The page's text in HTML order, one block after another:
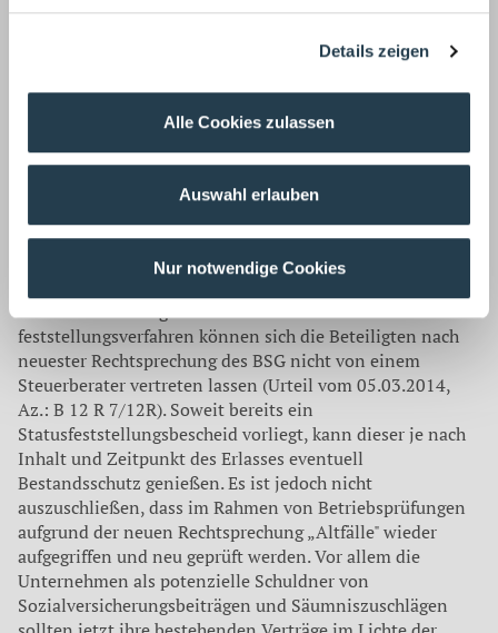
Details zeigen
Alle Cookies zulassen
Auswahl erlauben
Nur notwendige Cookies
Die Clearingstelle der Deutschen Rentenversicherung
Statusfeststellungsverfahrens an, um in Zweifelsfällen
Rechtssicherheit zu erlangen. Sollte sich im Rahmen einer
selbstständig tätig geglaubter Geschäftsführer de facto
versicherungspflichtig beschäftigt war, drohen dem
Umgekehrt haben Geschäftsführer, bei denen wider
Erwarten keine Sozialversicherungspflicht vorlag, unter
Sozialversicherung. In diesem Status-
feststellungsverfahren können sich die Beteiligten nach
neuester Rechtsprechung des BSG nicht von einem
Steuerberater vertreten lassen (Urteil vom 05.03.2014,
Az.: B 12 R 7/12R). Soweit bereits ein
Statusfeststellungsbescheid vorliegt, kann dieser je nach
Inhalt und Zeitpunkt des Erlasses eventuell
Bestandsschutz genießen. Es ist jedoch nicht
auszuschließen, dass im Rahmen von Betriebsprüfungen
aufgrund der neuen Rechtsprechung „Altfälle" wieder
aufgegriffen und neu geprüft werden. Vor allem die
Unternehmen als potenzielle Schuldner von
Sozialversicherungsbeiträgen und Säumniszuschlägen